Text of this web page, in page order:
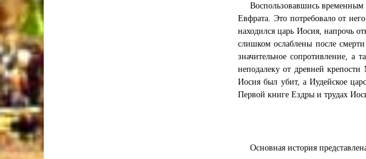
Воспользовавшись
Евфрата. Это потребовало от
находился царь Иосия, напрочь
слишком ослаблены после
значительное сопротивление, а
неподалеку от древней
Иосия был убит, а Иудейское
Первой книге Ездры и трудах
Основная история